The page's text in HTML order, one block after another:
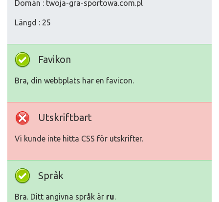
Domän : twoja-gra-sportowa.com.pl
Längd : 25
Favikon
Bra, din webbplats har en favicon.
Utskriftbart
Vi kunde inte hitta CSS för utskrifter.
Språk
Bra. Ditt angivna språk är ru.